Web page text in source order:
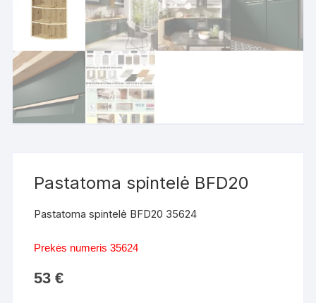
Pastatoma spintelė BFD20
Pastatoma spintelė BFD20 35624
Prekės numeris 35624
53€